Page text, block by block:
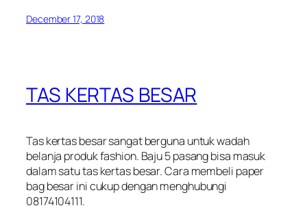
December 17, 2018
TAS KERTAS BESAR
Tas kertas besar sangat berguna untuk wadah
belanja produk fashion. Baju 5 pasang bisa masuk
dalam satu tas kertas besar. Cara membeli paper
bag besar ini cukup dengan menghubungi
08174104111.